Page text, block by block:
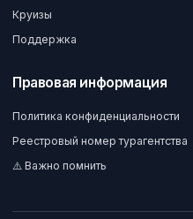
Круизы
Поддержка
Правовая информация
Политика конфиденциальности
Реестровый номер турагентства
⚠️ Важно помнить